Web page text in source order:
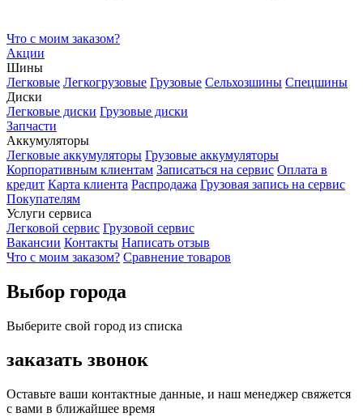
Что с моим заказом?
Акции
Шины
Легковые Легкогрузовые Грузовые Сельхозшины Спецшины
Диски
Легковые диски Грузовые диски
Запчасти
Аккумуляторы
Легковые аккумуляторы Грузовые аккумуляторы
Корпоративным клиентам Записаться на сервис Оплата в
кредит Карта клиента Распродажа Грузовая запись на сервис
Покупателям
Услуги сервиса
Легковой сервис Грузовой сервис
Вакансии Контакты Написать отзыв
Что с моим заказом? Сравнение товаров
Выбор города
Выберите свой город из списка
заказать звонок
Оставьте ваши контактные данные, и наш менеджер свяжется
с вами в ближайшее время